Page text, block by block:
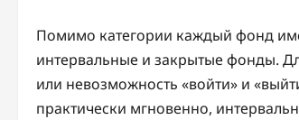
Помимо категории каждый фонд
интервальные и закрытые фонды.
или невозможность «войти» и
практически мгновенно,